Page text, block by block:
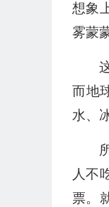
想象
雾蒙
而地
水、
人不
票。